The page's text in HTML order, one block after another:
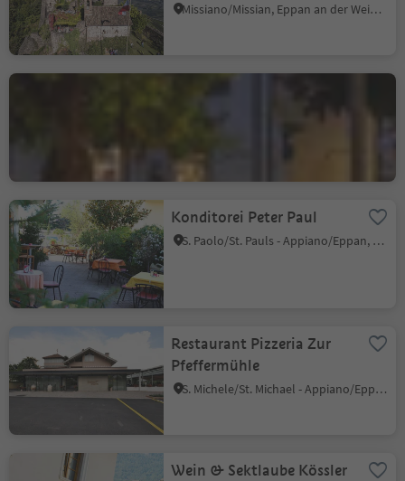
Missiano/Missian, Eppan an der Weinstaße/Appiano sulla Strada del Vino, Alto Adige Wine Road
Konditorei Peter Paul
S. Paolo/St. Pauls - Appiano/Eppan, Eppan an der Weinstaße/Appiano sulla Strada del Vino, Alto Adige Wine Road
Restaurant Pizzeria Zur
Pfeffermühle
S. Michele/St. Michael - Appiano/Eppan, Eppan an der Weinstaße/Appiano sulla Strada del Vino, Alto Adige Wine Road
Wein & Sektlaube Kössler